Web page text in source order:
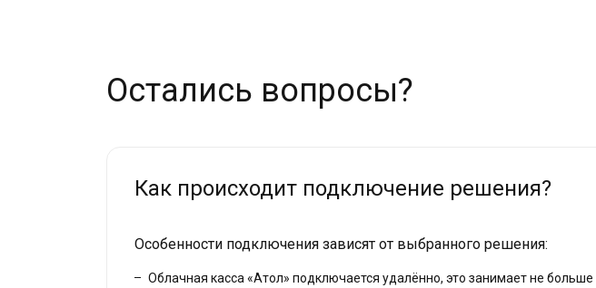
Остались вопросы?
Как происходит подключение решения?
Особенности подключения зависят от выбранного решения:
Облачная касса «Атол» подключается удалённо, это занимает не